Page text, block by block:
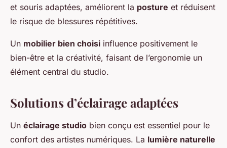
et souris adaptées, améliorent la posture et réduisent
le risque de blessures répétitives.
Un mobilier bien choisi influence positivement le
bien-être et la créativité, faisant de l’ergonomie un
élément central du studio.
Solutions d’éclairage adaptées
Un éclairage studio bien conçu est essentiel pour le
confort des artistes numériques. La lumière naturelle